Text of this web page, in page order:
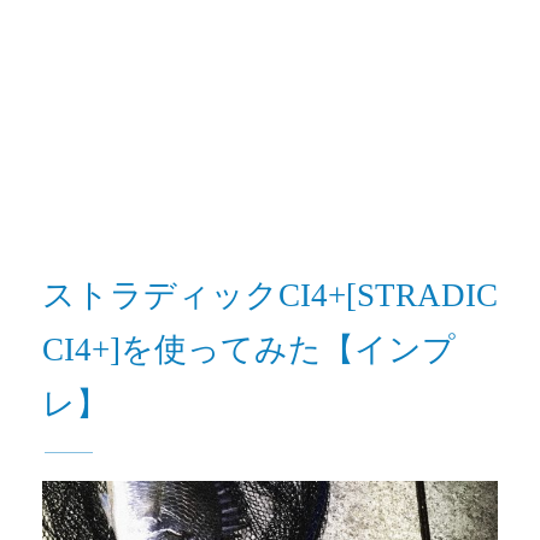
ストラディックCI4+[STRADIC
CI4+]を使ってみた【インプ
レ】